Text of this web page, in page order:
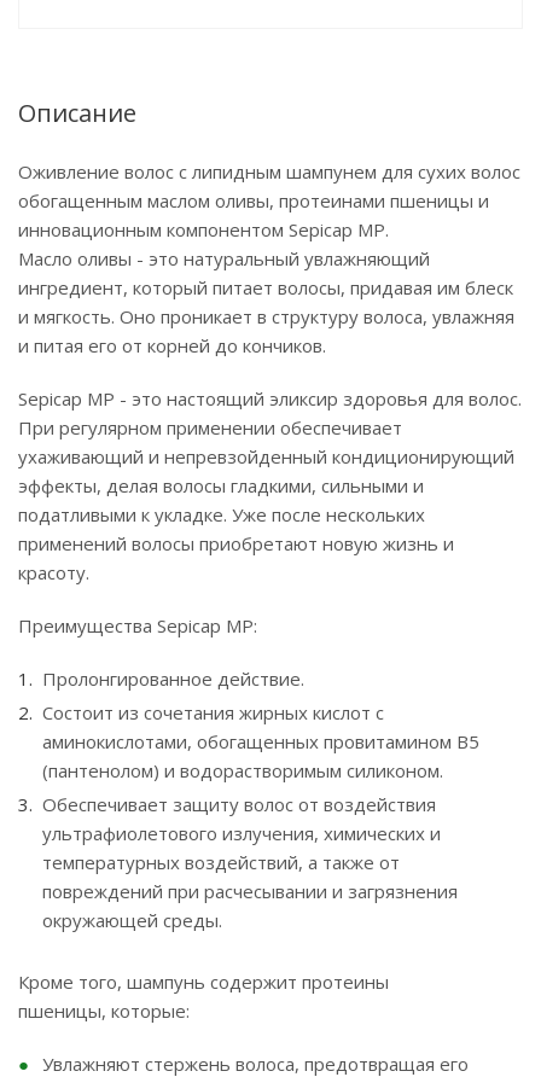
Описание
Оживление волос с липидным шампунем для сухих волос
обогащенным маслом оливы, протеинами пшеницы и
инновационным компонентом Sepicap MP.
Масло оливы - это натуральный увлажняющий
ингредиент, который питает волосы, придавая им блеск
и мягкость. Оно проникает в структуру волоса, увлажняя
и питая его от корней до кончиков.
Sepicap MP - это настоящий эликсир здоровья для волос.
При регулярном применении обеспечивает
ухаживающий и непревзойденный кондиционирующий
эффекты, делая волосы гладкими, сильными и
податливыми к укладке. Уже после нескольких
применений волосы приобретают новую жизнь и
красоту.
Преимущества Sepicap MP:
Пролонгированное действие.
Состоит из сочетания жирных кислот с
аминокислотами, обогащенных провитамином В5
(пантенолом) и водорастворимым силиконом.
Обеспечивает защиту волос от воздействия
ультрафиолетового излучения, химических и
температурных воздействий, а также от
повреждений при расчесывании и загрязнения
окружающей среды.
Кроме того, шампунь содержит протеины
пшеницы, которые:
Увлажняют стержень волоса, предотвращая его